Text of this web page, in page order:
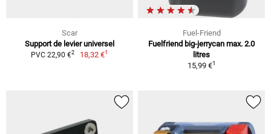
Scar
Support de levier universel
PVC 22,90 €2 18,32 €1
Fuel-Friend
Fuelfriend big-jerrycan max. 2.0
litres
15,99 €1